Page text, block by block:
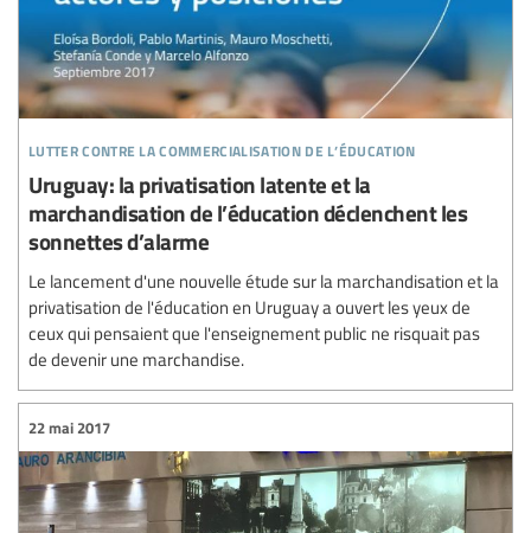
lutter contre la commercialisation de l’éducation
Uruguay: la privatisation latente et la
marchandisation de l’éducation déclenchent les
sonnettes d’alarme
Le lancement d'une nouvelle étude sur la marchandisation et la
privatisation de l'éducation en Uruguay a ouvert les yeux de
ceux qui pensaient que l'enseignement public ne risquait pas
de devenir une marchandise.
22 mai 2017